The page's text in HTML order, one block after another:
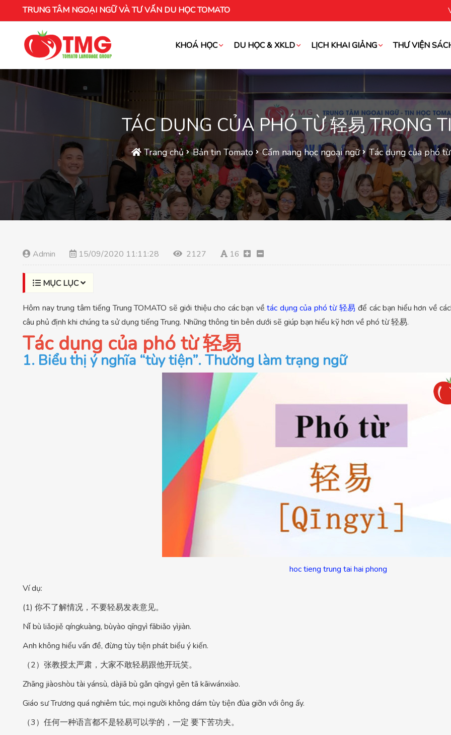
TRUNG TÂM NGOẠI NGỮ VÀ TƯ VẤN DU HỌC TOMATO
KHOÁ HỌC DU HỌC & XKLD LỊCH KHAI GIẢNG THƯ VIỆN
TÁC DỤNG CỦA PHÓ TỪ 轻易 TRONG
Trang chủ Bản tin Tomato Cẩm nang học ngoại ngữ Tác dụng của phó
Admin 15/09/2020 11:11:28 2127 16
MỤC LỤC
Hôm nay trung tâm tiếng Trung TOMATO sẽ giới thiệu cho các bạn về tác dụng của phó từ 轻易 để các bạn hiểu hơn về
câu phủ định khi chúng ta sử dụng tiếng Trung. Những thông tin bên dưới sẽ giúp bạn hiểu kỹ hơn về phó từ 轻易.
Tác dụng của phó từ 轻易
1. Biểu thị ý nghĩa “tùy tiện”. Thường làm trạng ngữ
hoc tieng trung tai hai phong
Ví dụ:
(1) 你不了解情况，不要轻易发表意见。
Nǐ bù liǎojiě qíngkuàng, bùyào qīngyì fābiǎo yìjiàn.
Anh không hiểu vấn đề, đừng tùy tiện phát biểu ý kiến.
（2）张教授太严肃，大家不敢轻易跟他开玩笑。
Zhāng jiàoshòu tài yánsù, dàjiā bù gǎn qīngyì gēn tā kāiwánxiào.
Giáo sư Trương quá nghiêm túc, mọi người không dám tùy tiện đùa giỡn với ông ấy.
（3）任何一种语言都不是轻易可以学的，一定 要下苦功夫。